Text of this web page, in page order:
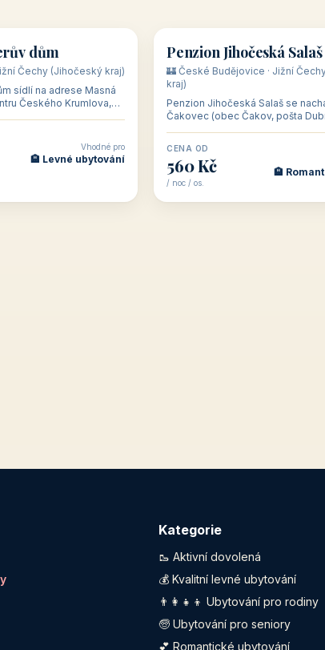
dům
Čechy (Jihočeský kraj)
sídlí na adrese Masná
Českého Krumlova,
Vhodné pro
🏨 Levné ubytování
🏡 penzion
Penzion Jihočeská Salaš
🏰 České Budějovice · Jižní
kraj)
Penzion Jihočeská Salaš se
Čakovec (obec Čakov, pošta
CENA OD
560 Kč
/ noc / os.
🏨
Kategorie
🥾 Aktivní dovolená
💰 Kvalitní levné ubytování
👨‍👩‍👧‍👦 Ubytování pro rodiny
🧓 Ubytování pro seniory
💕 Romantické ubytování